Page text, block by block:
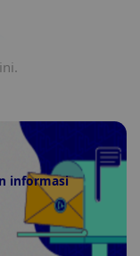
informasi